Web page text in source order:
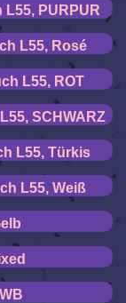
PURPUR
L55, Rosé
L55, ROT
SCHWARZ
L55, Türkis
L55, Weiß